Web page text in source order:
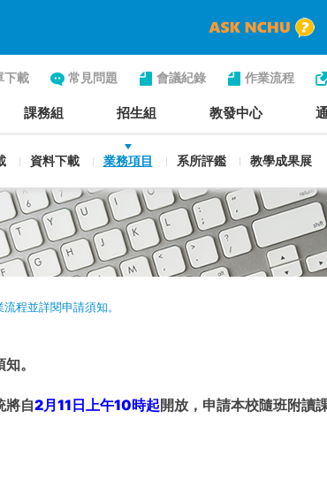
下載 常見問題 會議紀錄 作業流程
資料下載 業務項目 系所評鑑 教學成果展
課務組 招生組 教發中心
程並詳閱申請須知。
。
將自2月11 日上午10時起開放，申請本校隨班附讀